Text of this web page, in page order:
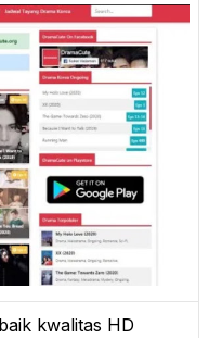
kwalitas HD